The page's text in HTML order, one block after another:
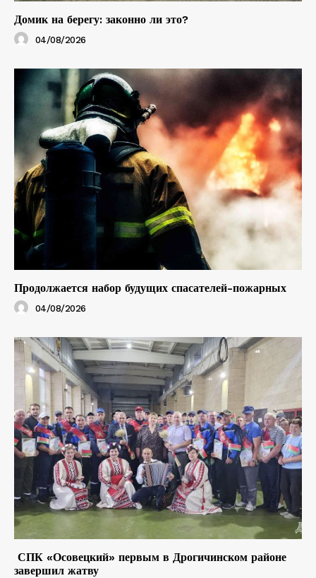
Домик на берегу: законно ли это?
04/08/2026
Продолжается набор будущих спасателей-пожарных
04/08/2026
СПК «Осовецкий» первым в Дрогичинском районе
завершил жатву